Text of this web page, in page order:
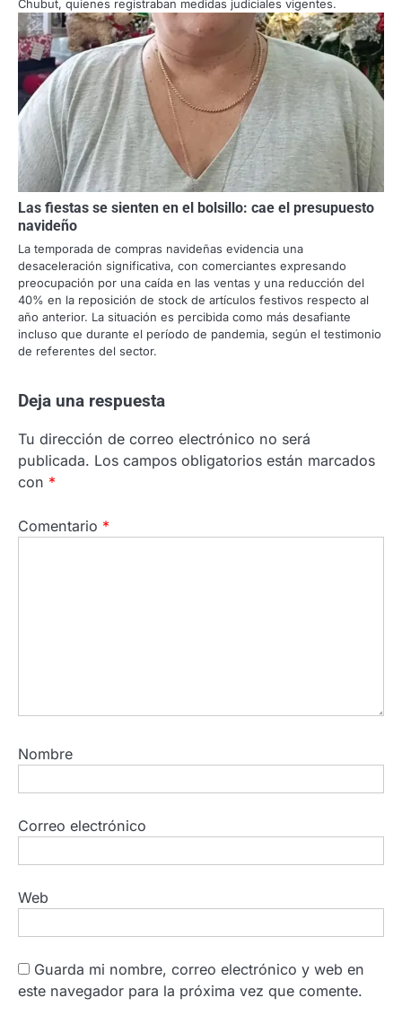
Chubut, quienes registraban medidas judiciales vigentes.
Las fiestas se sienten en el bolsillo: cae el presupuesto
navideño
La temporada de compras navideñas evidencia una
desaceleración significativa, con comerciantes expresando
preocupación por una caída en las ventas y una reducción del
40% en la reposición de stock de artículos festivos respecto al
año anterior. La situación es percibida como más desafiante
incluso que durante el período de pandemia, según el testimonio
de referentes del sector.
Deja una respuesta
Tu dirección de correo electrónico no será
publicada. Los campos obligatorios están marcados
con *
Comentario *
Nombre
Correo electrónico
Web
Guarda mi nombre, correo electrónico y web en
este navegador para la próxima vez que comente.